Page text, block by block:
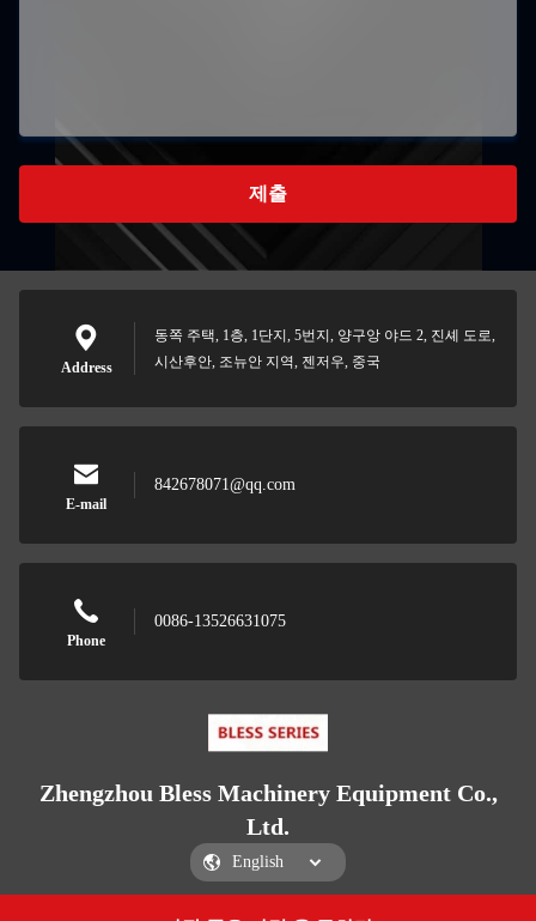
제출
Address
동쪽 주택, 1층, 1단지, 5번지, 양구앙 야드 2, 진셰 도로,
시산후안, 조뉴안 지역, 젠저우, 중국
E-mail
842678071@qq.com
Phone
0086-13526631075
Zhengzhou Bless Machinery Equipment Co.,
Ltd.